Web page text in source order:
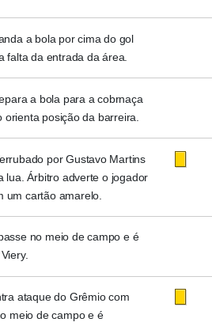
a bola por cima do gol
falta da entrada da área.
a bola para a cobrnaça
orienta posição da barreira.
por Gustavo Martins
lua. Árbitro adverte o jogador
um cartão amarelo.
no meio de campo e é
ataque do Grêmio com
meio de campo e é